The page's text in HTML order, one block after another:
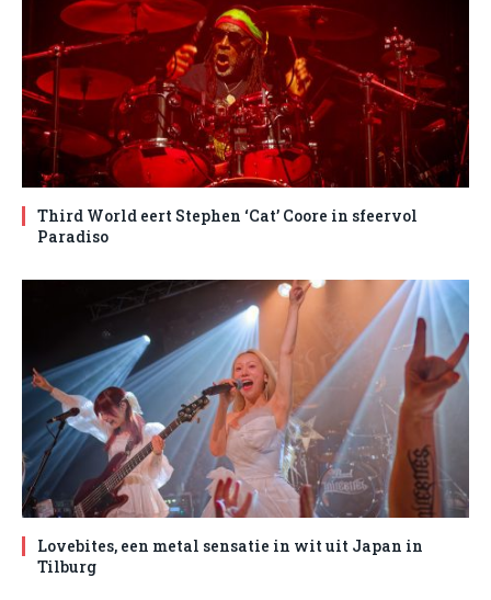
Third World eert Stephen ‘Cat’ Coore in sfeervol
Paradiso
Lovebites, een metal sensatie in wit uit Japan in
Tilburg